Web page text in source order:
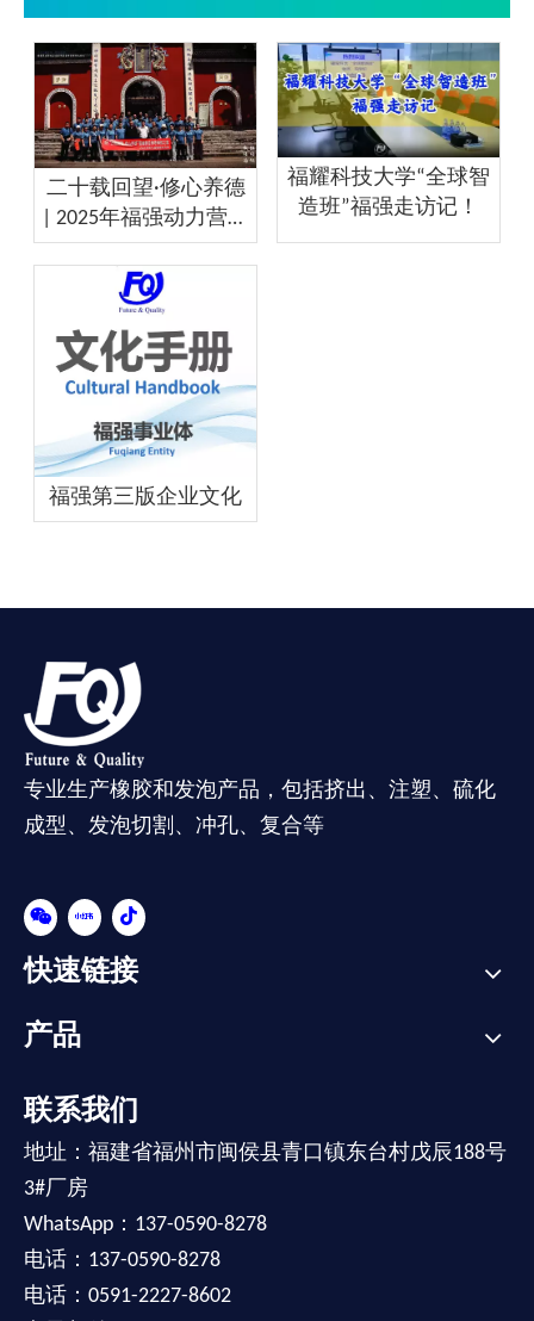
二十载回望·修心养德
| 2025年福强动力营雪
峰崇圣禅寺禅修之旅
圆满落幕
福耀科技大学“全球智
造班”福强走访记！
福强第三版企业文化
专业生产橡胶和发泡产品，包括挤出、注塑、硫化
成型、发泡切割、冲孔、复合等
快速链接
产品
联系我们
地址：福建省福州市闽侯县青口镇东台村戊辰188号
3#厂房
WhatsApp：137-0590-8278
电话：137-0590-8278
电话：0591-2227-8602